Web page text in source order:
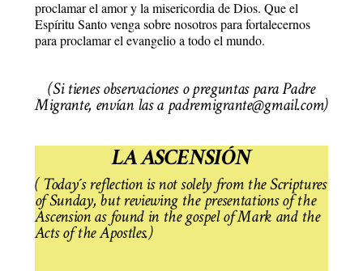
proclamar el amor y la misericordia de Dios. Que el
Espíritu Santo venga sobre nosotros para fortalecernos
para proclamar el evangelio a todo el mundo.
(Si tienes observaciones o preguntas para Padre
Migrante, envían las a padremigrante@gmail.com)
LA ASCENSIÓN
( Today´s reflection is not solely from the Scriptures
of Sunday, but reviewing the presentations of the
Ascension as found in the gospel of Mark and the
Acts of the Apostles.)